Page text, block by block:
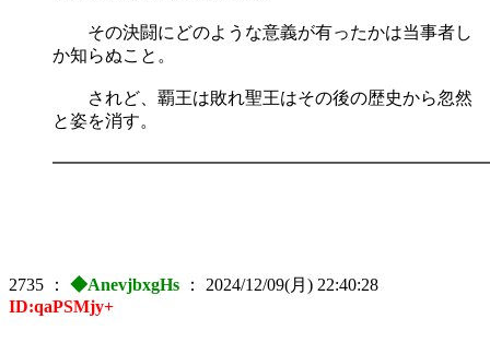
その決闘にどのような意義が有ったかは当事者し
か知らぬこと。
されど、覇王は敗れ聖王はその後の歴史から忽然
と姿を消す。
2735 ： ◆AnevjbxgHs ： 2024/12/09(月) 22:40:28
ID:qaPSMjy+